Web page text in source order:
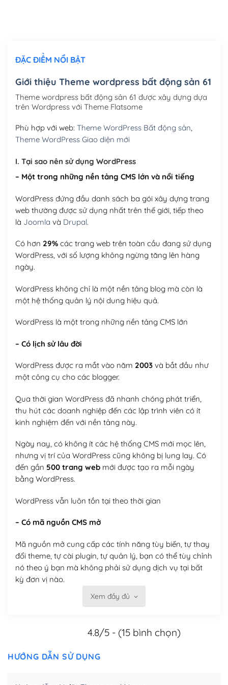
Mua thêm Host + Tên miền
Tên miền quốc tế .com .net .org (1 năm)
(+300,000₫)
Tên miền Việt Nam .vn (1 năm)(+550,000₫)
Hosting 3GB SSD (1 năm)(+550,000₫)
Hosting 5GB SSD (1 năm)
Hosting 8GB SSD (1 năm) (+950,000₫)
ĐẶC ĐIỂM NỔI BẬT
Giới thiệu Theme wordpress bất động sản 61
Theme wordpress bất động sản 61 được xây dựng dựa
trên Wordpress với Theme Flatsome
Phù hợp với web: Theme WordPress Bất động sản,
Theme WordPress Giao diện mới
I. Tại sao nên sử dụng WordPress
– Một trong những nền tảng CMS lớn và nổi tiếng
WordPress đứng đầu danh sách ba gói xây dựng trang
web thường được sử dụng nhất trên thế giới, tiếp theo
là Joomla và Drupal.
Có hơn 29%các trang web trên toàn cầu đang sử dụng
WordPress, với số lượng không ngừng tăng lên hàng
ngày.
WordPress không chỉ là một nền tảng blog mà còn là
một hệ thống quản lý nội dung hiệu quả.
WordPress là một trong những nền tảng CMS lớn
– Có lịch sử lâu đời
WordPress được ra mắt vào năm 2003và bắt đầu như
một công cụ cho các blogger.
Qua thời gian WordPress đã nhanh chóng phát triển,
thu hút các doanh nghiệp đến các lập trình viên có ít
kinh nghiệm đến với nền tảng này.
Ngày nay, có không ít các hệ thống CMS mới mọc lên,
nhưng vị trí của WordPress cũng không bị lung lay. Có
đến gần 500 trang webmới được tạo ra mỗi ngày
bằng WordPress.
WordPress vẫn luôn tồn tại theo thời gian
– Có mã nguồn CMS mở
Mã nguồn mở cung cấp các tính năng tùy biến, tự thay
đổi theme, tự cài plugin, tự quản lý, bạn có thể tùy chỉnh
nó theo ý bạn mà không phải sử dụng dịch vụ tại bất
kỳ đơn vị nào.
Việc của bạn là đăng ký một tên miền và hosting để
Có thể tùy biến trên website WordPress
– Thân thiện với công cụ tìm kiếm
Xem đầy đủ
4.8/5 - (15 bình chọn)
HƯỚNG DẪN SỬ DỤNG